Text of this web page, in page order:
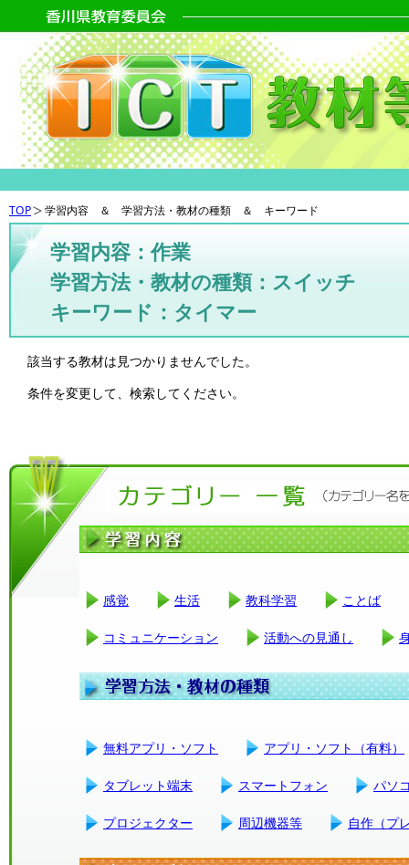
TOP 学習内容 ＆ 学習方法・教材の種類 ＆ キーワード
学習内容：作業
学習方法・教材の種類：スイッチ
キーワード：タイマー
該当する教材は見つかりませんでした。
条件を変更して、検索してください。
感覚 生活 教科学習 ことば
コミュニケーション 活動への見通し
無料アプリ・ソフト アプリ・ソフト（有料）
タブレット端末 スマートフォン パソ
プロジェクター 周辺機器等 自作（プ